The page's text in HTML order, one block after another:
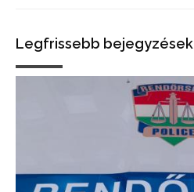
Legfrissebb bejegyzések